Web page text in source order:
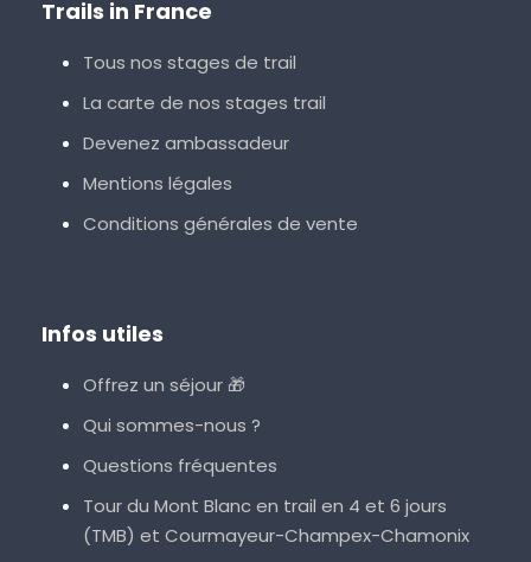
Trails in France
Tous nos stages de trail
La carte de nos stages trail
Devenez ambassadeur
Mentions légales
Conditions générales de vente
Infos utiles
Offrez un séjour 🎁
Qui sommes-nous ?
Questions fréquentes
Tour du Mont Blanc en trail en 4 et 6 jours
(TMB) et Courmayeur-Champex-Chamonix